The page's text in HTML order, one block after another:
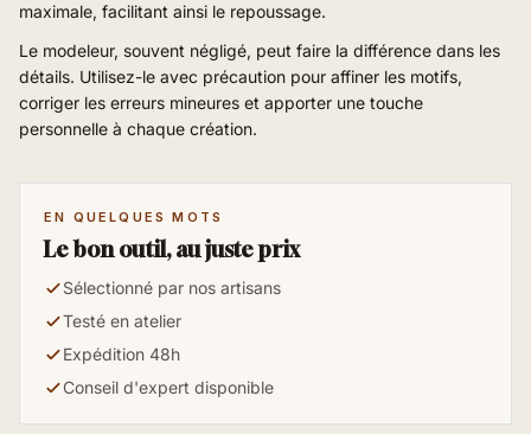
maximale, facilitant ainsi le repoussage.
Le modeleur, souvent négligé, peut faire la différence dans les
détails. Utilisez-le avec précaution pour affiner les motifs,
corriger les erreurs mineures et apporter une touche
personnelle à chaque création.
EN QUELQUES MOTS
Le bon outil, au juste prix
Sélectionné par nos artisans
Testé en atelier
Expédition 48h
Conseil d'expert disponible